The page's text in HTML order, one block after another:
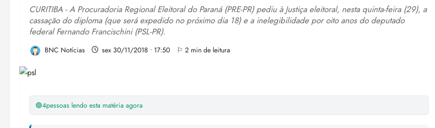
CURITIBA - A Procuradoria Regional Eleitoral do Paraná (PRE-PR) pediu à Justiça eleitoral, nesta quinta-feira (29), a
cassação do diploma (que será expedido no próximo dia 18) e a inelegibilidade por oito anos do deputado
federal Fernando Francischini (PSL-PR).
BNC Notícias sex 30/11/2018 • 17:50 ⚐ 2 min de leitura
🟢4pessoas lendo esta matéria agora